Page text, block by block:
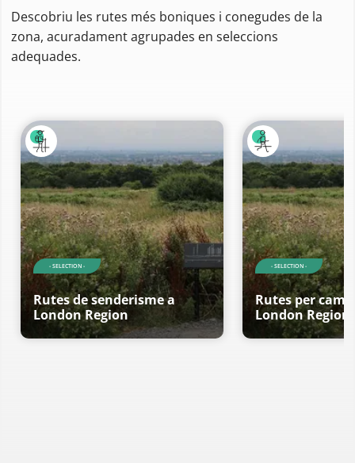
Descobriu les rutes més boniques i conegudes de la
zona, acuradament agrupades en seleccions
adequades.
- SELECTION -
Rutes de senderisme a
London Region
- SELECTION -
Rutes per
London Region